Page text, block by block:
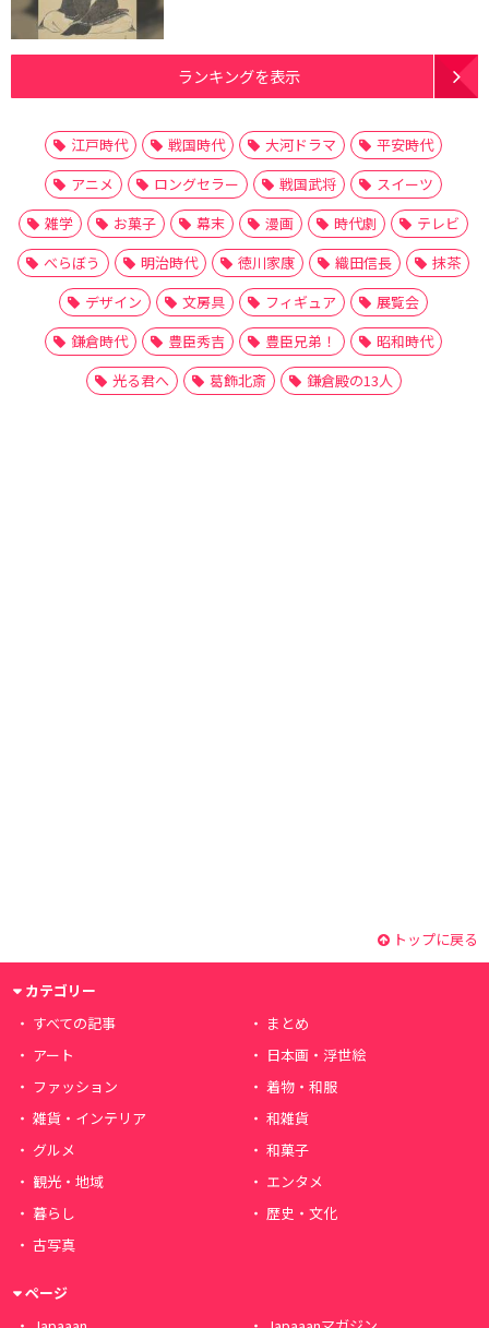
ランキングを表示
江戸時代 戦国時代 大河ドラマ
平安時代
アニメ
ロングセラー 戦国武将
スイーツ
雑学
お菓子 幕末 漫画 時代劇
テレビ
べらぼう
明治時代 徳川家康 織田信長
抹茶
デザイン
文房具 フィギュア
展覧会
鎌倉時代
豊臣秀吉 豊臣兄弟！
昭和時代
光る君へ
葛飾北斎 鎌倉殿の13人
トップに戻る
カテゴリー
すべての記事
まとめ
アート
日本画・浮世絵
ファッション
着物・和服
雑貨・インテリア
和雑貨
グルメ
和菓子
観光・地域
エンタメ
暮らし
歴史・文化
古写真
ページ